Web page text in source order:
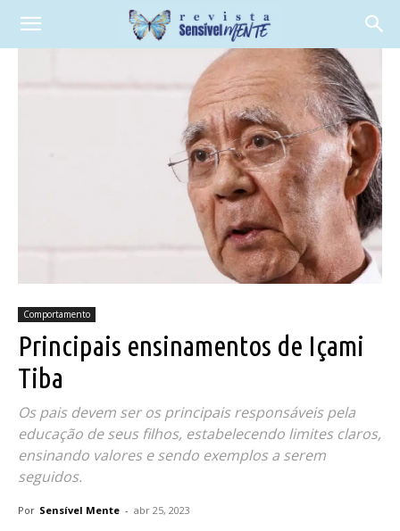
Comportamento
Principais ensinamentos de Içami
Tiba
Os pais devem ser os principais responsáveis pela
educação de seus filhos, estabelecendo limites claros,
ensinando valores e sendo exemplos a serem
seguidos.
Por Sensível Mente - abr 25, 2023